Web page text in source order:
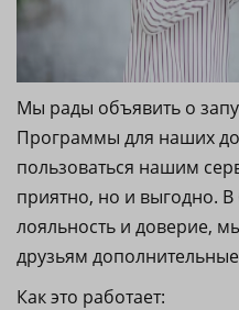
Мы рады объявить о
Программы для наших
пользоваться нашим
приятно, но и выгодно. В
лояльность и доверие,
друзьям
Как это работает: